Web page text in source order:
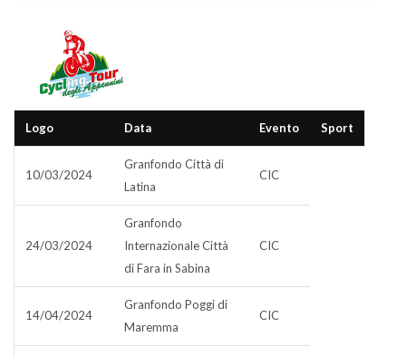
Logo Data Evento Sport
10/03/2024
Granfondo Città di
Latina
CIC
24/03/2024
Granfondo
Internazionale Città
di Fara in Sabina
CIC
14/04/2024
Granfondo Poggi di
Maremma
CIC